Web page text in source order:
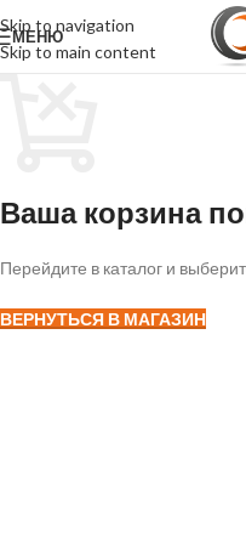
Skip to navigation
Skip to main content
МЕНЮ
Ваша корзина
Перейдите в каталог и
ВЕРНУТЬСЯ В МАГАЗИН